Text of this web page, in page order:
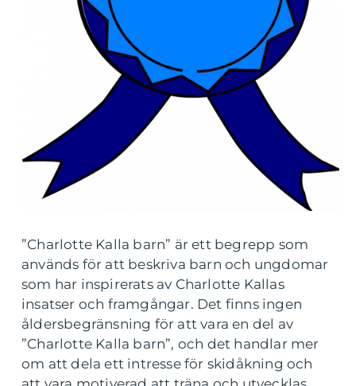
”Charlotte Kalla barn” är ett begrepp som
används för att beskriva barn och ungdomar
som har inspirerats av Charlotte Kallas
insatser och framgångar. Det finns ingen
åldersbegränsning för att vara en del av
”Charlotte Kalla barn”, och det handlar mer
om att dela ett intresse för skidåkning och